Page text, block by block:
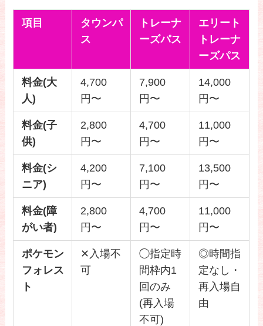
項目
タウンパ
ス
トレーナ
ーズパス
エリート
トレーナ
ーズパス
料金(大
人)
4,700
円〜
7,900
円〜
14,000
円〜
料金(子
供)
2,800
円〜
4,700
円〜
11,000
円〜
料金(シ
ニア)
4,200
円〜
7,100
円〜
13,500
円〜
料金(障
がい者)
2,800
円〜
4,700
円〜
11,000
円〜
ポケモン
フォレス
ト
✕入場不
可
◯指定時
間枠内1
回のみ
(再入場
不可)
◎時間指
定なし・
再入場自
由